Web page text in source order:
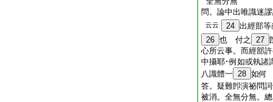
問。論中出唯識迷
云云 24 出經部
26 也 付之 27
心所云事。而經部
中攝耶･例如或執諸
八識體一 28 如何
答。疑難卽演祕問
被消。全無分無。